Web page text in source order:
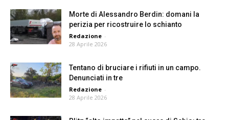
Morte di Alessandro Berdin: domani la
perizia per ricostruire lo schianto
Redazione -
28 Aprile 2026
Tentano di bruciare i rifiuti in un campo.
Denunciati in tre
Redazione -
28 Aprile 2026